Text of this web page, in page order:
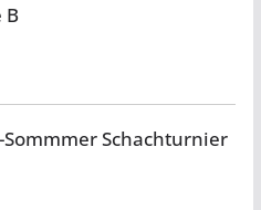
B
Schachturnier